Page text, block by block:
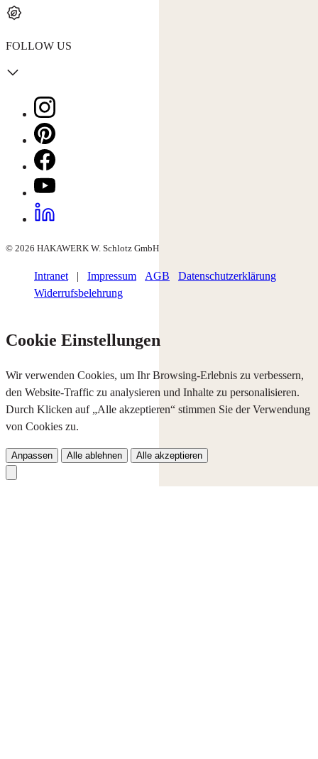
FOLLOW US
© 2026 HAKAWERK W. Schlotz GmbH
Intranet | Impressum AGB
Datenschutzerklärung
Widerrufsbelehrung
Cookie Einstellungen
Wir verwenden Cookies, um Ihr Browsing-Erlebnis zu verbessern,
den Website-Traffic zu analysieren und Inhalte zu personalisieren.
Durch Klicken auf „Alle akzeptieren“ stimmen Sie der Verwendung
von Cookies zu.
Anpassen Alle ablehnen Alle akzeptieren